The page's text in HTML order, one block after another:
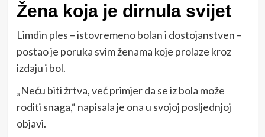
Žena koja je dirnula svijet
Limdin ples – istovremeno bolan i dostojanstven –
postao je poruka svim ženama koje prolaze kroz
izdaju i bol.
„Neću biti žrtva, već primjer da se iz bola može
roditi snaga,“ napisala je ona u svojoj posljednjoj
objavi.